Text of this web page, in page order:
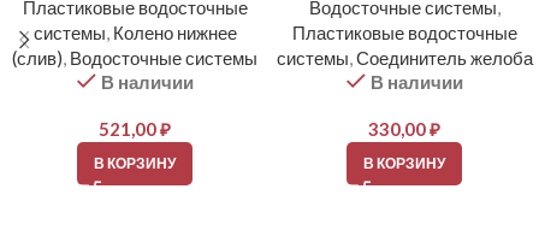
Пластиковые водосточные
системы, Колено нижнее
(слив), Водосточные системы
В наличии
521,00₽
В КОРЗИНУ
Водосточные системы,
Пластиковые водосточные
системы,Соединитель желоба
В наличии
330,00₽
В КОРЗИНУ